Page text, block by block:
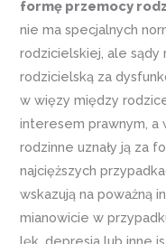
formę przemocy
nie ma specjalnych
rodzicielskiej, ale sądy
rodzicielską za
w więzy między
interesem prawnym, a
rodzinne uznały ją za
najcięższych
wskazują na poważną
mianowicie w
lęk, depresja lub inne